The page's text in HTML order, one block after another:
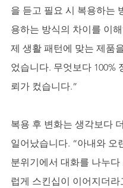
을 듣고 필요 시 복용하는
용하는 방식의 차이를 이
제 생활 패턴에 맞는 제품
었습니다. 무엇보다 100%
뢰가 컸습니다.”
복용 후 변화는 생각보다
일어났습니다. “아내와 오
분위기에서 대화를 나누다
럽게 스킨십이 이어지더라